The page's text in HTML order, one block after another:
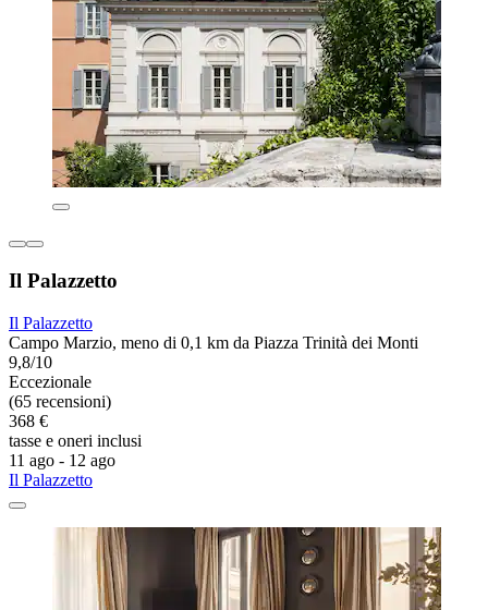
Il Palazzetto
Il Palazzetto
Campo Marzio, meno di 0,1 km da Piazza Trinità dei Monti
9,8/10
Eccezionale
(65 recensioni)
368 €
tasse e oneri inclusi
11 ago - 12 ago
Il Palazzetto